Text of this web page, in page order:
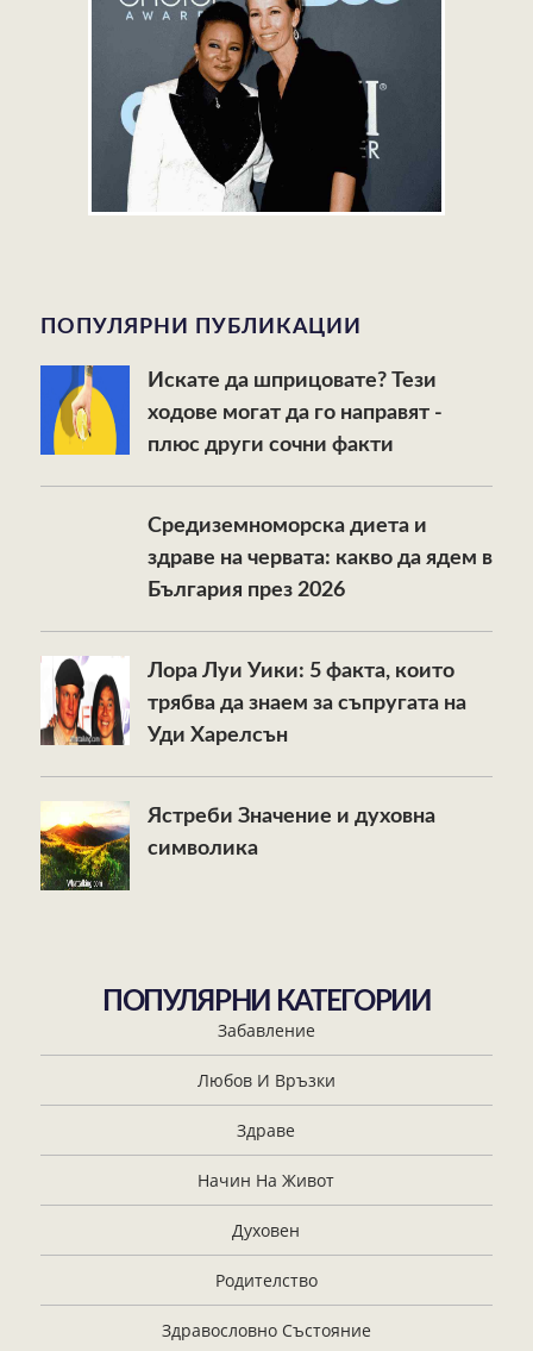
ПОПУЛЯРНИ ПУБЛИКАЦИИ
Искате да шприцовате? Тези
ходове могат да го направят -
плюс други сочни факти
Средиземноморска диета и
здраве на червата: какво да ядем в
България през 2026
Лора Луи Уики: 5 факта, които
трябва да знаем за съпругата на
Уди Харелсън
Ястреби Значение и духовна
символика
ПОПУЛЯРНИ КАТЕГОРИИ
Забавление
Любов И Връзки
Здраве
Начин На Живот
Духовен
Родителство
Здравословно Състояние